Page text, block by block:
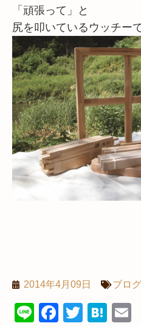
「頑張って」と
尻を叩いているウッチー
2014年4月09日 ブログ
LineFacebook
Twitter